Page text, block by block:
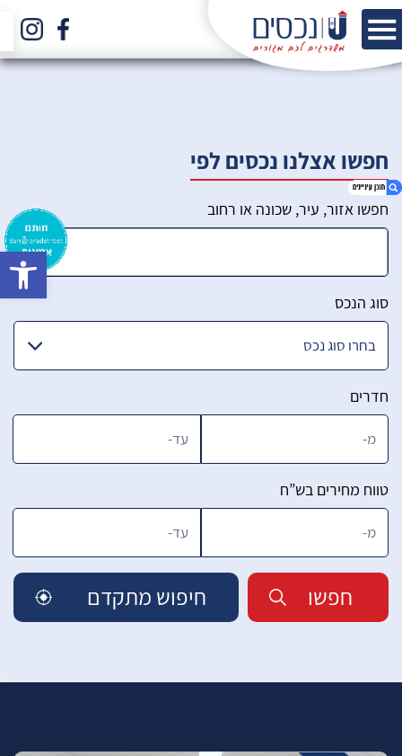
חפשו אצלנו נכסים לפי
חפשו אזור, עיר, שכונה או רחוב
סוג הנכס
חדרים
טווח מחירים בש”ח
חפשו חיפוש מתקדם